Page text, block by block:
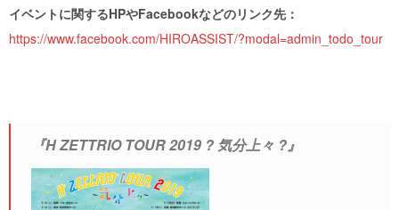
イベントに関するHPやFacebookなどのリンク先：
https://www.facebook.com/HIROASSIST/?modal=admin_todo_tour
『H ZETTRIO TOUR 2019 ? 気分上々 ?』